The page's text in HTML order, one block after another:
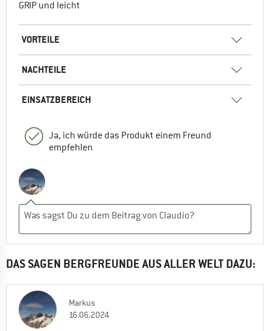
GRIP und leicht
VORTEILE
NACHTEILE
EINSATZBEREICH
Ja, ich würde das Produkt einem Freund
empfehlen
DAS SAGEN BERGFREUNDE AUS ALLER WELT DAZU:
Markus
16.06.2024